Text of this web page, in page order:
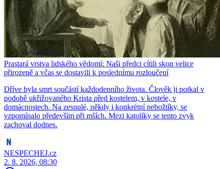
Prastará vrstva lidského vědomí: Naši předci cítili skon velice
přirozeně a včas se dostavili k poslednímu rozloučení
Dříve byla smrt součástí každodenního života. Člověk ji potkal v
podobě ukřižovaného Krista před kostelem, v kostele, v
domácnostech. Na zesnulé, někdy i konkrétní nebožtíky, se
vzpomínalo především při mších. Mezi katolíky se tento zvyk
zachoval dodnes.
NESPECHEJ.cz
2. 8. 2026, 08:30